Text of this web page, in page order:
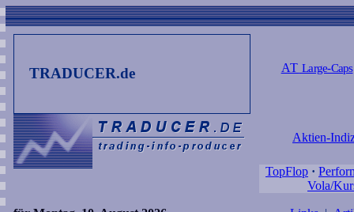
TRADUCER.de AT Large-Caps
Aktien-
TopFlop ·
Vola/